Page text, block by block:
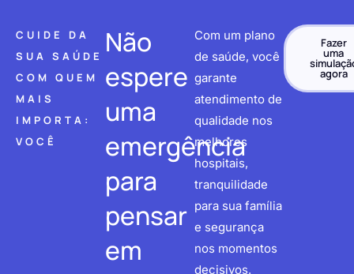
CUIDE DA
SUA SAÚDE
COM QUEM
MAIS
IMPORTA:
VOCÊ
Não
espere
uma
emergência
para
pensar
em
Com um plano
de saúde, você
garante
atendimento de
qualidade nos
melhores
hospitais,
tranquilidade
para sua família
e segurança
nos momentos
decisivos.
Fazer
uma
agora